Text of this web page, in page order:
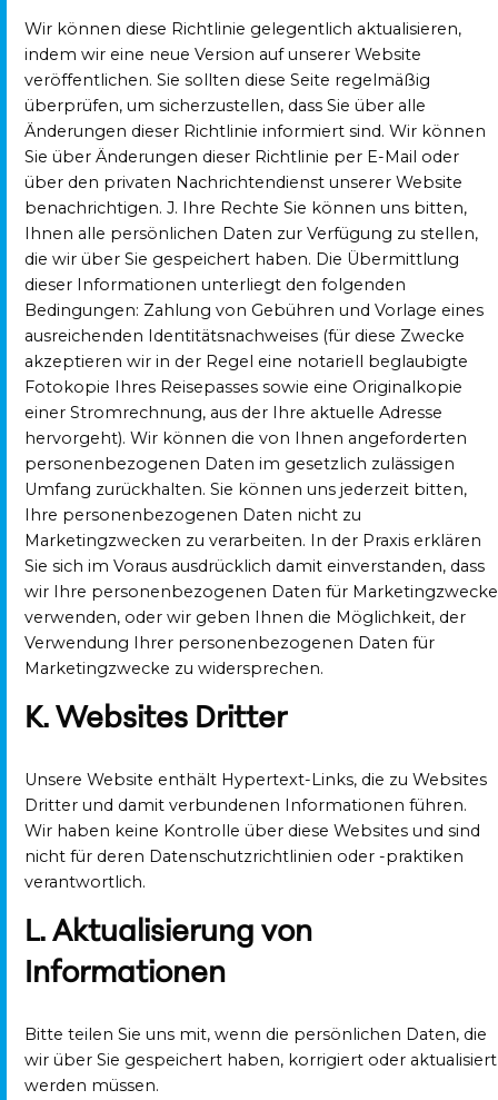
Wir können diese Richtlinie gelegentlich aktualisieren,
indem wir eine neue Version auf unserer Website
veröffentlichen. Sie sollten diese Seite regelmäßig
überprüfen, um sicherzustellen, dass Sie über alle
Änderungen dieser Richtlinie informiert sind. Wir können
Sie über Änderungen dieser Richtlinie per E-Mail oder
über den privaten Nachrichtendienst unserer Website
benachrichtigen. J. Ihre Rechte Sie können uns bitten,
Ihnen alle persönlichen Daten zur Verfügung zu stellen,
die wir über Sie gespeichert haben. Die Übermittlung
dieser Informationen unterliegt den folgenden
Bedingungen: Zahlung von Gebühren und Vorlage eines
ausreichenden Identitätsnachweises (für diese Zwecke
akzeptieren wir in der Regel eine notariell beglaubigte
Fotokopie Ihres Reisepasses sowie eine Originalkopie
einer Stromrechnung, aus der Ihre aktuelle Adresse
hervorgeht). Wir können die von Ihnen angeforderten
personenbezogenen Daten im gesetzlich zulässigen
Umfang zurückhalten. Sie können uns jederzeit bitten,
Ihre personenbezogenen Daten nicht zu
Marketingzwecken zu verarbeiten. In der Praxis erklären
Sie sich im Voraus ausdrücklich damit einverstanden, dass
wir Ihre personenbezogenen Daten für Marketingzwecke
verwenden, oder wir geben Ihnen die Möglichkeit, der
Verwendung Ihrer personenbezogenen Daten für
Marketingzwecke zu widersprechen.
K. Websites Dritter
Unsere Website enthält Hypertext-Links, die zu Websites
Dritter und damit verbundenen Informationen führen.
Wir haben keine Kontrolle über diese Websites und sind
nicht für deren Datenschutzrichtlinien oder -praktiken
verantwortlich.
L. Aktualisierung von
Informationen
Bitte teilen Sie uns mit, wenn die persönlichen Daten, die
wir über Sie gespeichert haben, korrigiert oder aktualisiert
werden müssen.